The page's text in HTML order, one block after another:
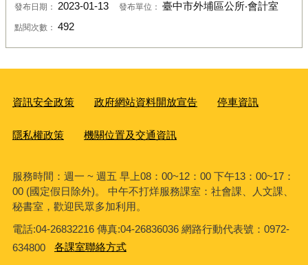
發布日期： 2023-01-13 發布單位： 臺中市外埔區公所‧會計室
點閱次數： 492
資訊安全政策 政府網站資料開放宣告 停車資訊
隱私權政策 機關位置及交通資訊
服務時間：週一 ~ 週五 早上08：00~12：00 下午13：00~17：
00 (國定假日除外)。 中午不打烊服務課室：社會課、人文課、
秘書室，歡迎民眾多加利用。
電話:04-26832216 傳真:04-26836036 網路行動代表號：0972-
634800
各課室聯絡方式